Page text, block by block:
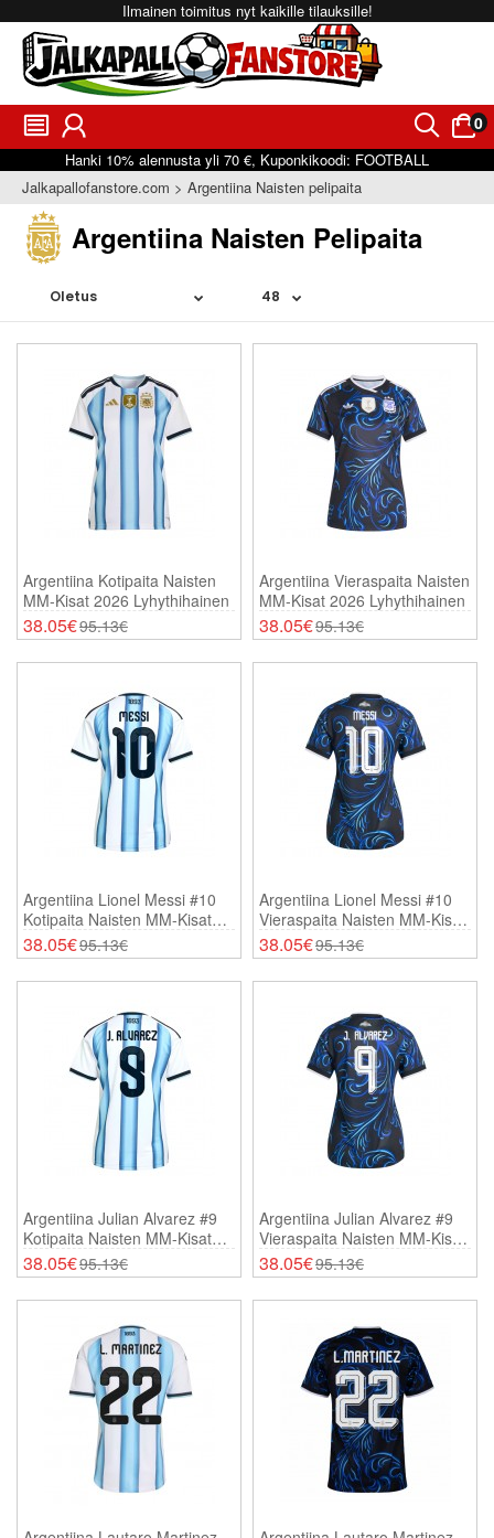
Ilmainen toimitus nyt kaikille tilauksille!
󰂩 󰃳 󰂨 0
󰃠
Hanki 10% alennusta yli 70 €, Kuponkikoodi: FOOTBALL
Jalkapallofanstore.com
Argentiina Naisten pelipaita
Argentiina Naisten Pelipaita
Argentiina Kotipaita Naisten
MM-Kisat 2026 Lyhythihainen
38.05€95.13€
Argentiina Vieraspaita Naisten
MM-Kisat 2026 Lyhythihainen
38.05€95.13€
Argentiina Lionel Messi #10
Kotipaita Naisten MM-Kisat
2026 Lyhythihainen
38.05€95.13€
Argentiina Lionel Messi #10
Vieraspaita Naisten MM-Kisat
2026 Lyhythihainen
38.05€95.13€
Argentiina Julian Alvarez #9
Kotipaita Naisten MM-Kisat
2026 Lyhythihainen
38.05€95.13€
Argentiina Julian Alvarez #9
Vieraspaita Naisten MM-Kisat
2026 Lyhythihainen
38.05€95.13€